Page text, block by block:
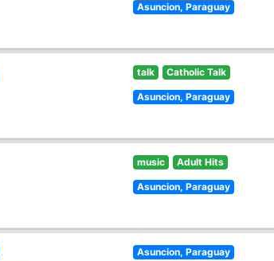
Asuncion, Paraguay
talk Catholic Talk
Asuncion, Paraguay
music Adult Hits
Asuncion, Paraguay
Asuncion, Paraguay